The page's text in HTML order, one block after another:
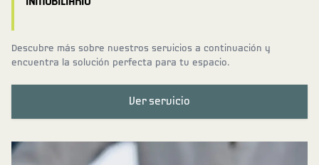
Descubre más sobre nuestros servicios a continuación y
encuentra la solución perfecta para tu espacio.
Ver servicio